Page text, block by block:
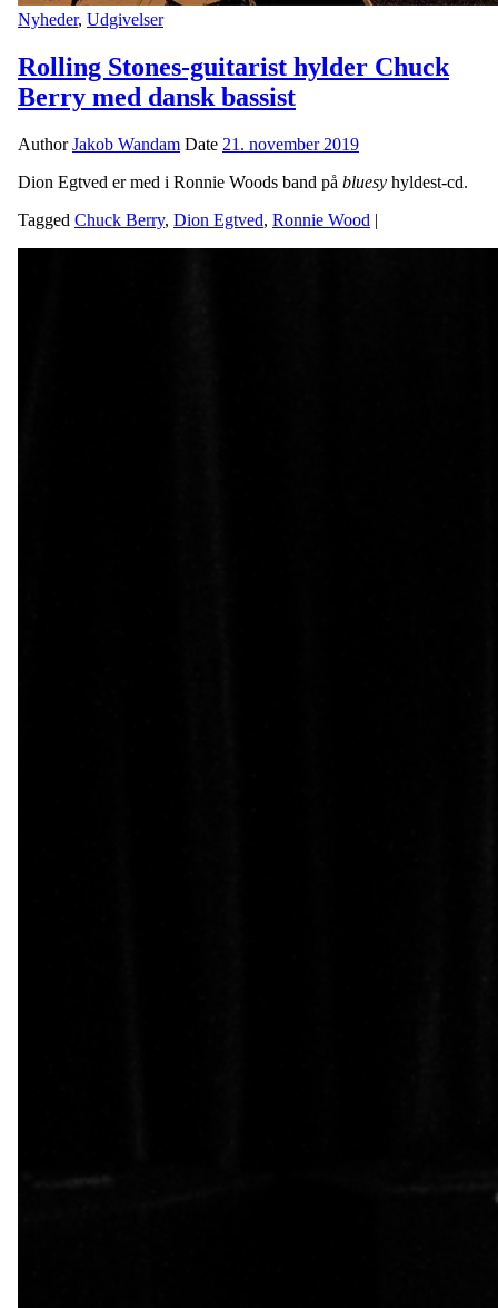
Nyheder, Udgivelser
Rolling Stones-guitarist hylder Chuck
Berry med dansk bassist
AuthorJakob Wandam Date 21. november 2019
Dion Egtved er med i Ronnie Woods band på bluesy hyldest-cd.
Tagged Chuck Berry, Dion Egtved, Ronnie Wood |